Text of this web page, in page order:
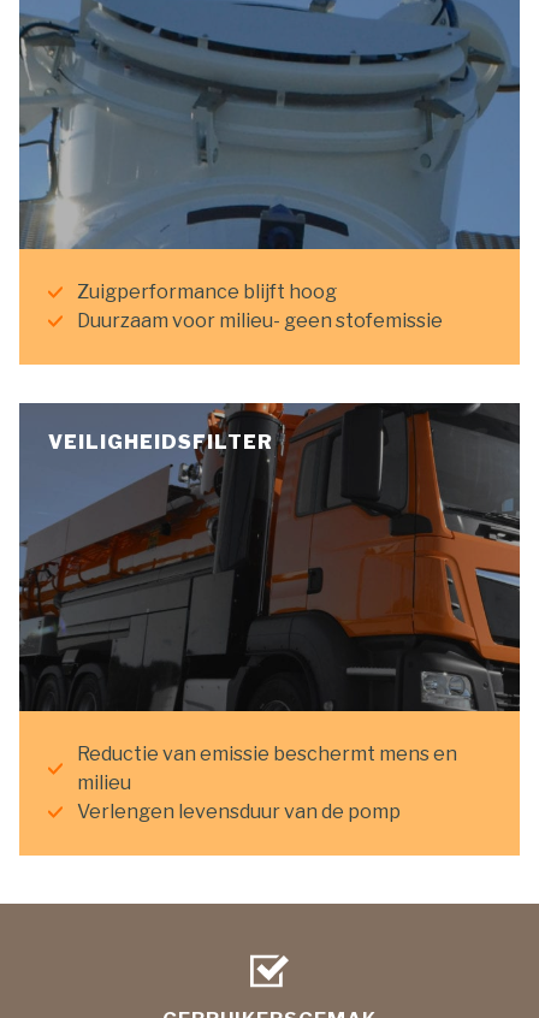
Zuigperformance blijft hoog
Duurzaam voor milieu- geen stofemissie
VEILIGHEIDSFILTER
Reductie van emissie beschermt mens en
milieu
Verlengen levensduur van de pomp